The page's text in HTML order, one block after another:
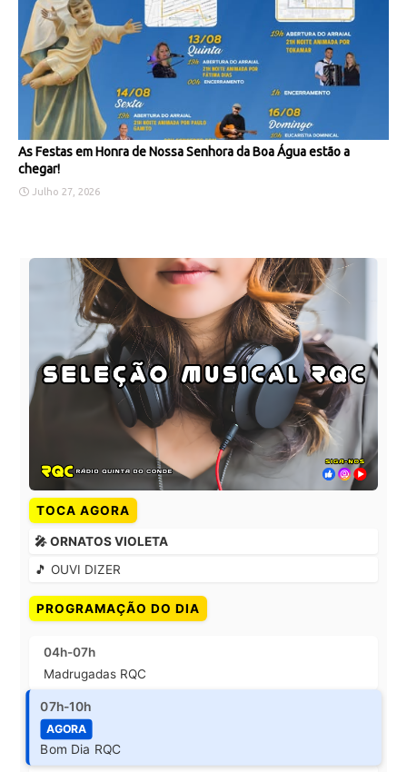
As Festas em Honra de Nossa Senhora da Boa Água estão a
chegar!
Julho 27, 2026
TOCA AGORA
🎤 ORNATOS VIOLETA
🎵 OUVI DIZER
PROGRAMAÇÃO DO DIA
04h-07h
Madrugadas RQC
07h-10h
AGORA
Bom Dia RQC